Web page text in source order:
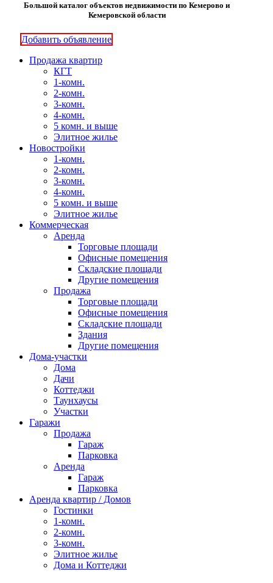
Большой каталог объектов недвижимости по Кемерово и
Кемеровской области
Добавить объявление
Продажа квартир
КГТ
1-комн.
2-комн.
3-комн.
4-комн.
5 комн. и выше
Элитное жилье
Новостройки
1-комн.
2-комн.
3-комн.
4-комн.
5 комн. и выше
Элитное жилье
Коммерческая
Аренда
Торговые площади
Офисные помещения
Складские площади
Другие помещения
Продажа
Торговые площади
Офисные помещения
Складские площади
Здания
Другие помещения
Дома-участки
Дома
Дачи
Коттеджи
Таунхаусы
Участки
Гаражи
Продажа
Гараж
Парковка
Аренда
Гараж
Парковка
Аренда квартир / Домов
Гостинки
1-комн.
2-комн.
3-комн.
Элитное жилье
Дома и Коттеджи